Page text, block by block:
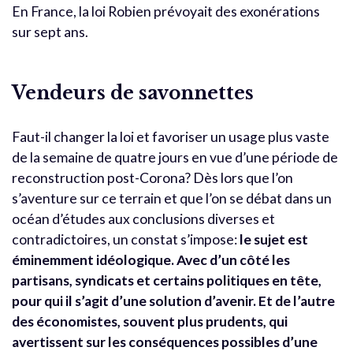
En France, la loi Robien prévoyait des exonérations
sur sept ans.
Vendeurs de savonnettes
Faut-il changer la loi et favoriser un usage plus vaste
de la semaine de quatre jours en vue d’une période de
reconstruction post-Corona? Dès lors que l’on
s’aventure sur ce terrain et que l’on se débat dans un
océan d’études aux conclusions diverses et
contradictoires, un constat s’impose:le sujet est
éminemment idéologique. Avec d’un côté les
partisans, syndicats et certains politiques en tête,
pour qui il s’agit d’une solution d’avenir. Et de l’autre
des économistes, souvent plus prudents, qui
avertissent sur les conséquences possibles d’une